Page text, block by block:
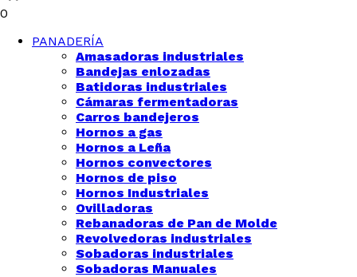
0
PANADERÍA
Amasadoras industriales
Bandejas enlozadas
Batidoras industriales
Cámaras fermentadoras
Carros bandejeros
Hornos a gas
Hornos a Leña
Hornos convectores
Hornos de piso
Hornos Industriales
Ovilladoras
Rebanadoras de Pan de Molde
Revolvedoras industriales
Sobadoras industriales
Sobadoras Manuales